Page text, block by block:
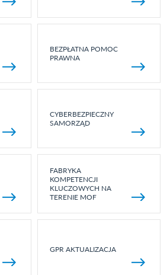
BEZPŁATNA POMOC
PRAWNA
CYBERBEZPIECZNY
SAMORZĄD
FABRYKA
KOMPETENCJI
KLUCZOWYCH NA
TERENIE MOF
GPR AKTUALIZACJA